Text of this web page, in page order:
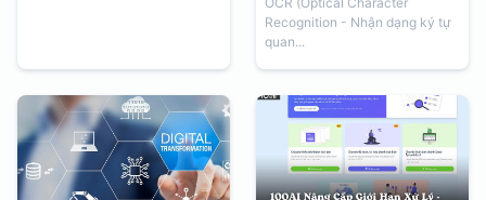
Recognition - Nhận dạng ký tự
quan...